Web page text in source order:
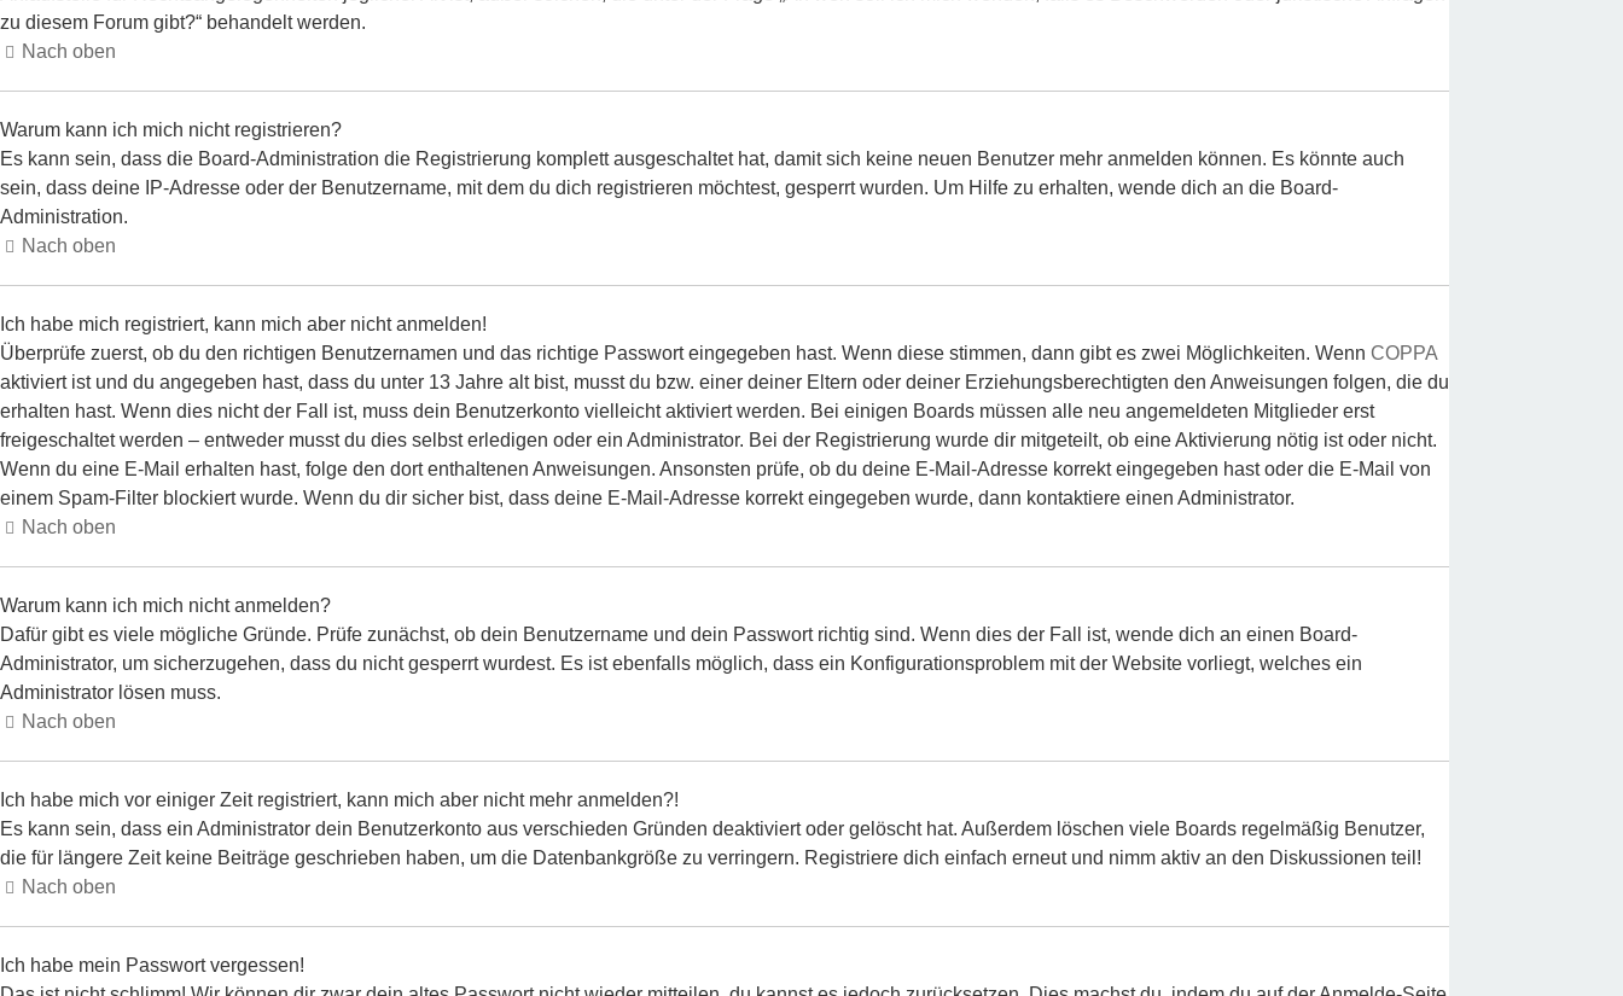
zu diesem Forum gibt?“ behandelt werden.
Nach oben
Warum kann ich mich nicht registrieren?
Es kann sein, dass die Board-Administration die Registrierung komplett ausgeschaltet hat, damit sich keine neuen Benutzer mehr anmelden können. Es könnte auch
sein, dass deine IP-Adresse oder der Benutzername, mit dem du dich registrieren möchtest, gesperrt wurden. Um Hilfe zu erhalten, wende dich an die Board-
Administration.
Nach oben
Ich habe mich registriert, kann mich aber nicht anmelden!
Überprüfe zuerst, ob du den richtigen Benutzernamen und das richtige Passwort eingegeben hast. Wenn diese stimmen, dann gibt es zwei Möglichkeiten. Wenn COPPA
aktiviert ist und du angegeben hast, dass du unter 13 Jahre alt bist, musst du bzw. einer deiner Eltern oder deiner Erziehungsberechtigten den Anweisungen folgen, die du
erhalten hast. Wenn dies nicht der Fall ist, muss dein Benutzerkonto vielleicht aktiviert werden. Bei einigen Boards müssen alle neu angemeldeten Mitglieder erst
freigeschaltet werden – entweder musst du dies selbst erledigen oder ein Administrator. Bei der Registrierung wurde dir mitgeteilt, ob eine Aktivierung nötig ist oder nicht.
Wenn du eine E-Mail erhalten hast, folge den dort enthaltenen Anweisungen. Ansonsten prüfe, ob du deine E-Mail-Adresse korrekt eingegeben hast oder die E-Mail von
einem Spam-Filter blockiert wurde. Wenn du dir sicher bist, dass deine E-Mail-Adresse korrekt eingegeben wurde, dann kontaktiere einen Administrator.
Nach oben
Warum kann ich mich nicht anmelden?
Dafür gibt es viele mögliche Gründe. Prüfe zunächst, ob dein Benutzername und dein Passwort richtig sind. Wenn dies der Fall ist, wende dich an einen Board-
Administrator, um sicherzugehen, dass du nicht gesperrt wurdest. Es ist ebenfalls möglich, dass ein Konfigurationsproblem mit der Website vorliegt, welches ein
Administrator lösen muss.
Nach oben
Ich habe mich vor einiger Zeit registriert, kann mich aber nicht mehr anmelden?!
Es kann sein, dass ein Administrator dein Benutzerkonto aus verschieden Gründen deaktiviert oder gelöscht hat. Außerdem löschen viele Boards regelmäßig Benutzer,
die für längere Zeit keine Beiträge geschrieben haben, um die Datenbankgröße zu verringern. Registriere dich einfach erneut und nimm aktiv an den Diskussionen teil!
Nach oben
Ich habe mein Passwort vergessen!